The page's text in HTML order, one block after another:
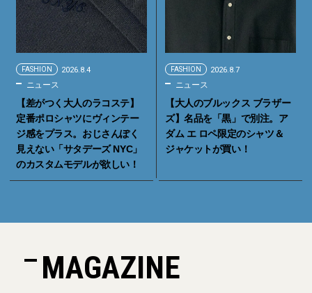
FASHION 2026.8.4
ニュース
【差がつく大人のラコステ】
定番ポロシャツにヴィンテー
ジ感をプラス。おじさんぽく
見えない「サタデーズ NYC」
のカスタムモデルが欲しい！
FASHION 2026.8.7
ニュース
【大人のブルックス ブラザー
ズ】名品を「黒」で別注。ア
ダム エ ロペ限定のシャツ＆
ジャケットが買い！
MAGAZINE